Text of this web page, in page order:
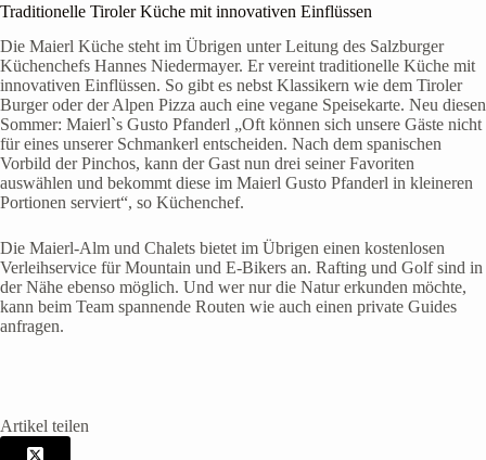
Traditionelle Tiroler Küche mit innovativen Einflüssen
Die Maierl Küche steht im Übrigen unter Leitung des Salzburger
Küchenchefs Hannes Niedermayer. Er vereint traditionelle Küche mit
innovativen Einflüssen. So gibt es nebst Klassikern wie dem Tiroler
Burger oder der Alpen Pizza auch eine vegane Speisekarte. Neu diesen
Sommer: Maierl`s Gusto Pfanderl „Oft können sich unsere Gäste nicht
für eines unserer Schmankerl entscheiden. Nach dem spanischen
Vorbild der Pinchos, kann der Gast nun drei seiner Favoriten
auswählen und bekommt diese im Maierl Gusto Pfanderl in kleineren
Portionen serviert“, so Küchenchef.
Die Maierl-Alm und Chalets bietet im Übrigen einen kostenlosen
Verleihservice für Mountain und E-Bikers an. Rafting und Golf sind in
der Nähe ebenso möglich. Und wer nur die Natur erkunden möchte,
kann beim Team spannende Routen wie auch einen private Guides
anfragen.
Artikel teilen